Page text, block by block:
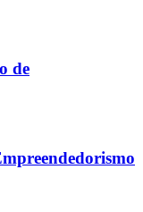
de